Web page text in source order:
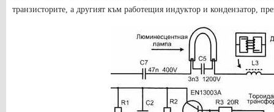
транзисторите, а другият към работещия индуктор и кондензатор,